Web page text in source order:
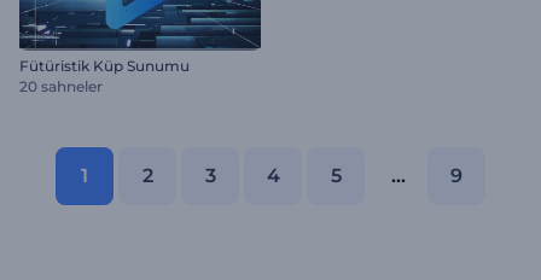
Fütüristik Küp Sunumu
20 sahneler
1 2 3 4 5 ... 9